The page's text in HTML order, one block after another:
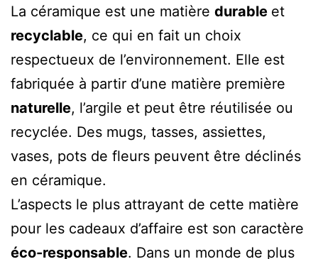
La céramique est une matière durable et
recyclable, ce qui en fait un choix
respectueux de l’environnement. Elle est
fabriquée à partir d’une matière première
naturelle, l’argile et peut être réutilisée ou
recyclée. Des mugs, tasses, assiettes,
vases, pots de fleurs peuvent être déclinés
en céramique.
L’aspects le plus attrayant de cette matière
pour les cadeaux d’affaire est son caractère
éco-responsable. Dans un monde de plus